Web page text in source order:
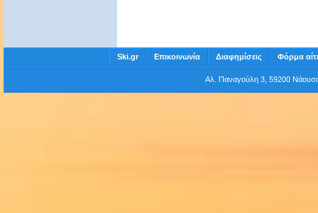
Ski.gr Επικοινωνία Διαφημίσεις Φόρμα
Αλ. Παναγούλη 3, 59200